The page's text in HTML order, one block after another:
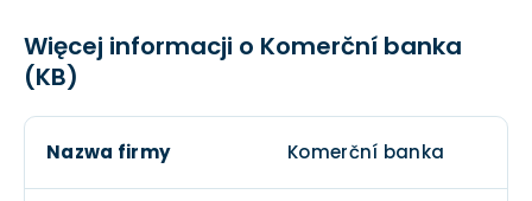
Więcej informacji o Komerční banka
(KB)
Nazwa firmy Komerční banka